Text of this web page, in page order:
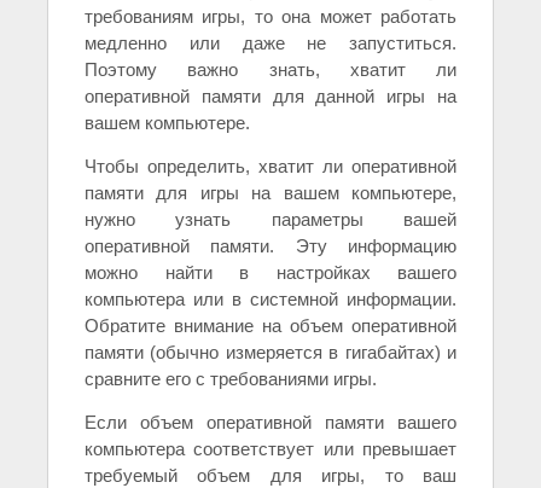
требованиям игры, то она может работать
медленно или даже не запуститься.
Поэтому важно знать, хватит ли
оперативной памяти для данной игры на
вашем компьютере.
Чтобы определить, хватит ли оперативной
памяти для игры на вашем компьютере,
нужно узнать параметры вашей
оперативной памяти. Эту информацию
можно найти в настройках вашего
компьютера или в системной информации.
Обратите внимание на объем оперативной
памяти (обычно измеряется в гигабайтах) и
сравните его с требованиями игры.
Если объем оперативной памяти вашего
компьютера соответствует или превышает
требуемый объем для игры, то ваш